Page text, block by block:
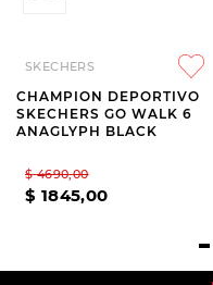
SKECHERS
CHAMPION DEPORTIVO
SKECHERS GO WALK 6
ANAGLYPH BLACK
$ 4690,00
$ 1845,00